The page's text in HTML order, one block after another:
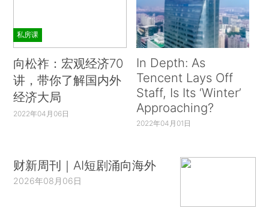
私房课
向松祚：宏观经济70
讲，带你了解国内外
经济大局
2022年04月06日
In Depth: As
Tencent Lays Off
Staff, Is Its ‘Winter’
Approaching?
2022年04月01日
财新周刊｜AI短剧涌向海外
2026年08月06日